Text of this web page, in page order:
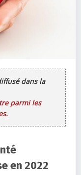
dans la
parmi les
en 2022